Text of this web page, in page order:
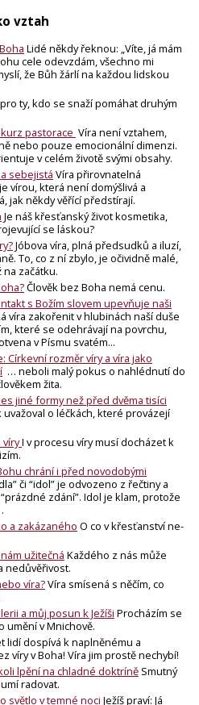
vztah
Lidé někdy řeknou: „Víte, já mám
cele odevzdám, všechno mi
že Bůh žárlí na každou lidskou
ty, kdo se snaží pomáhat druhým
pastorace Víra není vztahem,
nebo pouze emocionální dimenzi.
v celém životě svými obsahy.
sebejistá Víra přirovnatelná
vírou, která není domýšlivá a
jak někdy věřící předstírají.
Je náš křesťanský život kosmetika,
se láskou?
Jóbova víra, plná předsudků a iluzí,
To, co z ní zbylo, je očividně malé,
začátku.
Člověk bez Boha nemá cenu.
s Božím slovem upevňuje naši
víra zakořenit v hlubinách naší duše
které se odehrávají na povrchu,
v Písmu svatém...
Církevní rozměr víry a víra jako
… neboli malý pokus o nahlédnutí do
žita.
jiné formy než před dvěma tisíci
o léčkách, které provázejí
víryI v procesu víry musí docházet k
chrání i před novodobými
či “idol” je odvozeno z řečtiny a
zdání”. Idol je klam, protože
a zakázaného O co v křesťanství ne-
užitečná Každého z nás může
nedůvěřivost.
víra?Víra smísená s něčím, co
a můj posun k Ježíši Procházím se
umění v Mnichově.
lidí dospívá k naplněnému a
víry v Boha! Víra jim prostě nechybí!
lpění na chladné doktríně Smutný
radovat.
světlo v temné noci Ježíš praví: Já